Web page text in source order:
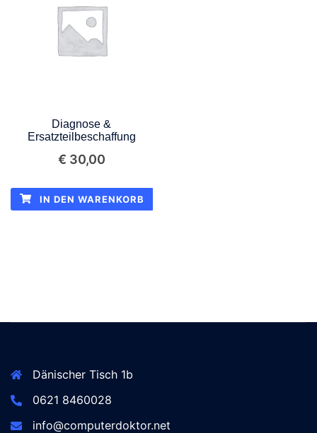
Diagnose &
Ersatzteilbeschaffung
€ 30,00
IN DEN WARENKORB
Dänischer Tisch 1b
0621 8460028
info@computerdoktor.net